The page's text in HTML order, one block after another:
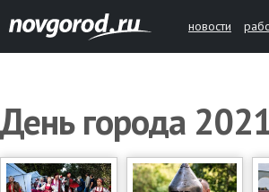
новости
День города